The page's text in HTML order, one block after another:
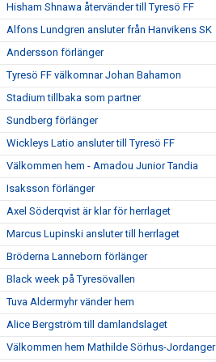
Hisham Shnawa återvänder till Tyresö FF
Alfons Lundgren ansluter från Hanvikens SK
Andersson förlänger
Tyresö FF välkomnar Johan Bahamon
Stadium tillbaka som partner
Sundberg förlänger
Wickleys Latio ansluter till Tyresö FF
Välkommen hem - Amadou Junior Tandia
Isaksson förlänger
Axel Söderqvist är klar för herrlaget
Marcus Lupinski ansluter till herrlaget
Bröderna Lanneborn förlänger
Black week på Tyresövallen
Tuva Aldermyhr vänder hem
Alice Bergström till damlandslaget
Välkommen hem Mathilde Sörhus-Jordanger